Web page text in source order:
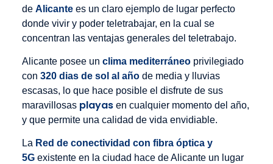
deAlicantees un claro ejemplo de lugar perfecto
donde vivir y poder teletrabajar, en la cual se
concentran las ventajas generales del teletrabajo.
Alicante posee un clima mediterráneoprivilegiado
con 320 dias de sol al añode media y lluvias
escasas, lo que hace posible el disfrute de sus
maravillosas playas en cualquier momento del año,
y que permite una calidad de vida envidiable.
LaRed de conectividad con fibra óptica y
5G existente en la ciudad hace de Alicante un lugar